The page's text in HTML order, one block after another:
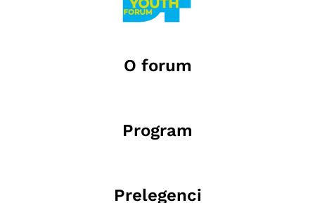
O forum
Program
Prelegenci